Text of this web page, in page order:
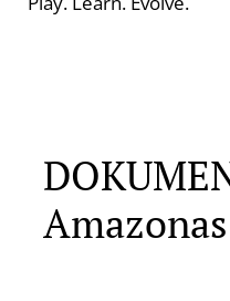
Amazonas